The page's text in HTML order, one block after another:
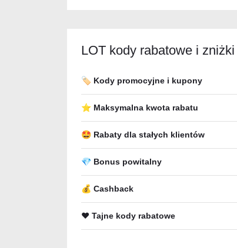
LOT kody rabatowe i zniżki
🏷️ Kody promocyjne i kupony
⭐ Maksymalna kwota rabatu
🤩 Rabaty dla stałych klientów
💎 Bonus powitalny
💰 Cashback
❤️ Tajne kody rabatowe